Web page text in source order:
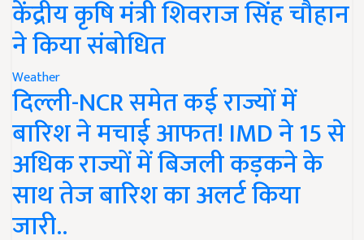
केंद्रीय कृषि मंत्री शिवराज सिंह चौहान
ने किया संबोधित
Weather
दिल्ली-NCR समेत कई राज्यों में
बारिश ने मचाई आफत! IMD ने 15 से
अधिक राज्यों में बिजली कड़कने के
साथ तेज बारिश का अलर्ट किया
जारी..